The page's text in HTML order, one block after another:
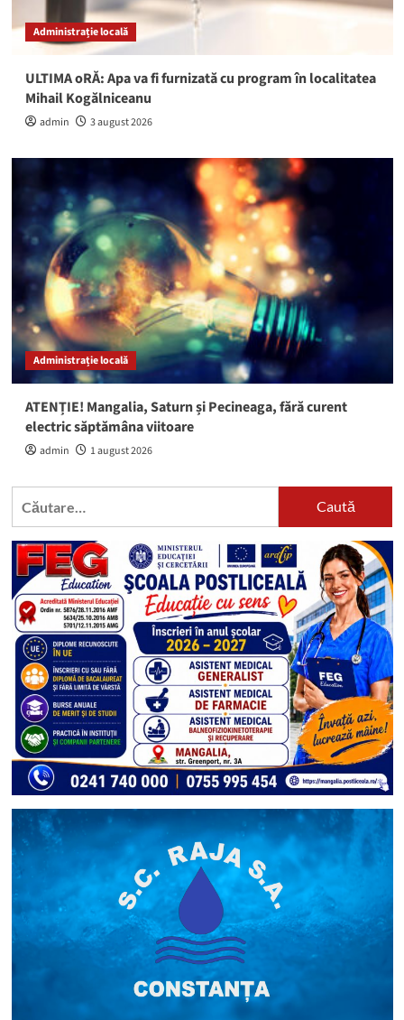
Administrație locală
ULTIMA oRĂ: Apa va fi furnizată cu program în localitatea
Mihail Kogălniceanu
admin 3 august 2026
Administrație locală
ATENȚIE! Mangalia, Saturn și Pecineaga, fără curent
electric săptămâna viitoare
admin 1 august 2026